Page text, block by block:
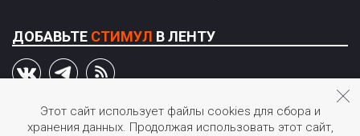
ДОБАВЬТЕ СТИМУЛ В ЛЕНТУ
© 2026 STIмул.
Этот сайт использует файлы cookies для сбора и
хранения данных. Продолжая использовать этот сайт,